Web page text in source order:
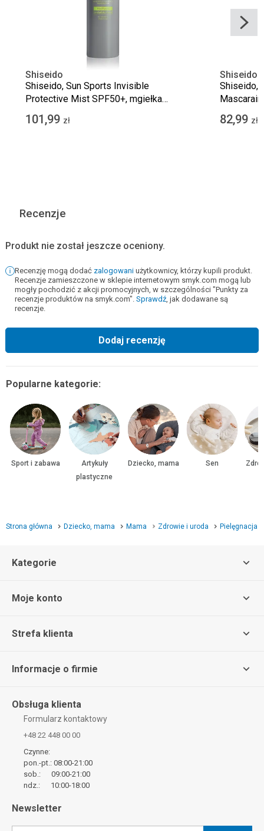
Shiseido
Shiseido, Sun Sports Invisible
Protective Mist SPF50+, mgiełka
ochronna do twarzy i ciała, 150 ml
101,99 zł
Shiseido
Shiseido,
Pulse,
82,99 zł
Recenzje
Produkt nie został jeszcze oceniony.
Recenzję mogą dodać zalogowani użytkownicy, którzy kupili produkt.
Recenzje zamieszczone w sklepie internetowym smyk.com mogą lub
mogły pochodzić z akcji promocyjnych, w szczególności "Punkty za
recenzje produktów na smyk.com". Sprawdź, jak dodawane są
recenzje.
Dodaj recenzję
Popularne kategorie:
Sport i zabawa
Artykuły
plastyczne
Dziecko, mama Sen
Strona główna Dziecko, mama Mama Zdrowie i uroda Pielęgnacja
Kategorie
Moje konto
Strefa klienta
Informacje o firmie
Obsługa klienta
Formularz kontaktowy
+48 22 448 00 00
Czynne:
pon.-pt.: 08:00-21:00
sob.: 09:00-21:00
ndz.: 10:00-18:00
Newsletter